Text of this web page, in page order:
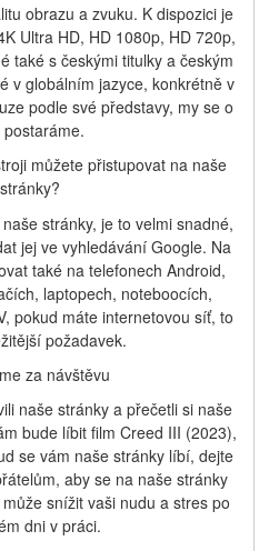
obrazu a zvuku. K dispozici je
Ultra HD, HD 1080p, HD 720p,
také s českými titulky a českým
v globálním jazyce, konkrétně v
podle své představy, my se o
postaráme.
můžete přistupovat na naše
stránky?
stránky, je to velmi snadné,
jej ve vyhledávání Google. Na
také na telefonech Android,
laptopech, noteboocích,
pokud máte internetovou síť, to
požadavek.
za návštěvu
naše stránky a přečetli si naše
bude líbit film Creed III (2023),
se vám naše stránky líbí, dejte
aby se na naše stránky
snížit vaši nudu a stres po
dni v práci.